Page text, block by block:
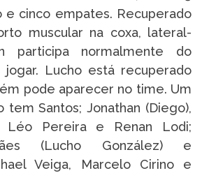
e cinco empates. Recuperado
muscular na coxa, lateral-
participa normalmente do
Lucho está recuperado
pode aparecer no time. Um
tem Santos; Jonathan (Diego),
Léo Pereira e Renan Lodi;
(Lucho González) e
Veiga, Marcelo Cirino e